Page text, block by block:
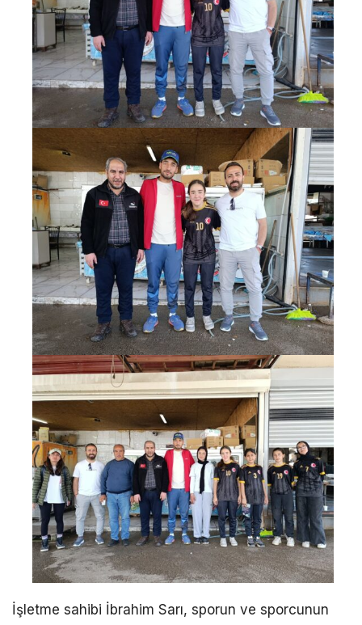
İşletme sahibi İbrahim Sarı, sporun ve sporcunun